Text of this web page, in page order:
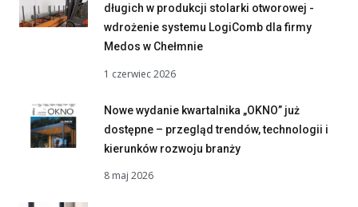
długich w produkcji stolarki otworowej -
wdrożenie systemu LogiComb dla firmy
Medos w Chełmnie
1 czerwiec 2026
Nowe wydanie kwartalnika „OKNO” już
dostępne – przegląd trendów, technologii i
kierunków rozwoju branży
8 maj 2026